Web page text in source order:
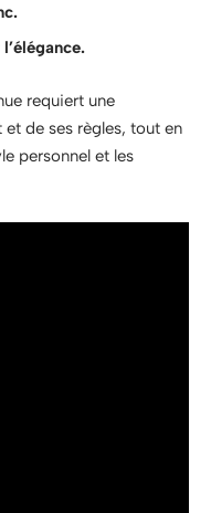
requiert une
de ses règles, tout en
personnel et les